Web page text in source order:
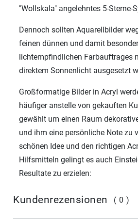
"Wollskala" angelehntes 5-Sterne-
Dennoch sollten Aquarellbilder
feinen dünnen und damit
lichtempfindlichen Farbauftrages
direktem Sonnenlicht ausgesetzt
Großformatige Bilder in Acryl
häufiger anstelle von gekauften
gewählt um einen Raum
und ihm eine persönliche Note zu
schönen Idee und den richtigen
Hilfsmitteln gelingt es auch
Resultate zu erzielen:
Kundenrezensionen (0)